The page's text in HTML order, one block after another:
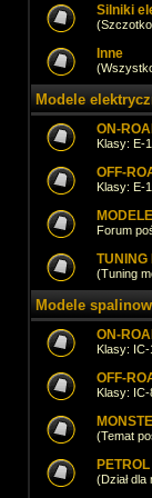
Silniki
Inne
Modele
ON-
Klasy: E-
OFF-
Klasy: E-
Forum
(Tuning
Modele
ON-
Klasy: IC-
OFF-
Klasy: IC-
(Temat
PETROL
(Dział